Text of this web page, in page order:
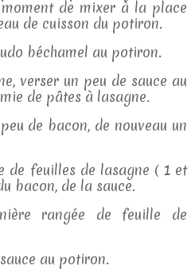
de mixer à la place
de cuisson du potiron.
béchamel au potiron.
verser un peu de sauce au
de pâtes à lasagne.
de bacon, de nouveau un
de feuilles de lasagne ( 1 et
bacon, de la sauce.
rangée de feuille de
au potiron.